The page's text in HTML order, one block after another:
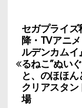
投
稿
ナ
ビ
セガプライズ
降・TVアニ
ルデンカムイ
るねこ”ぬい
と、のほほ
クリアスタン
場